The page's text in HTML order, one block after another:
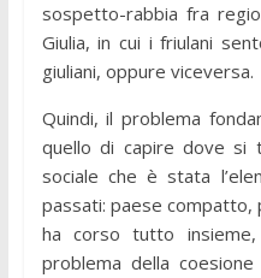
sospetto-rabbia fra
Giulia, in cui i friulani
giuliani, oppure viceversa.
Quindi, il problema
quello di capire dove si
sociale che è stata
passati: paese compatto,
ha corso tutto
problema della